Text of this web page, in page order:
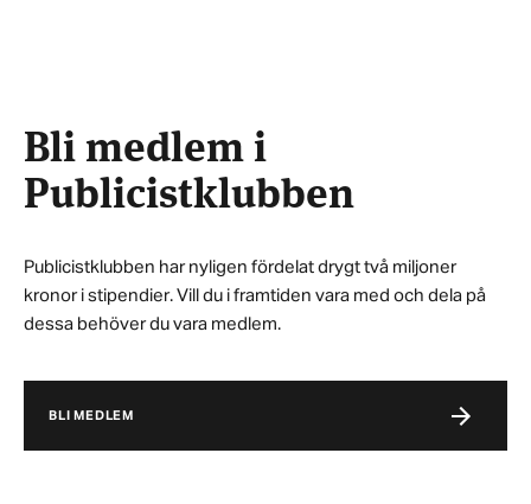
Bli medlem i
Publicistklubben
Publicistklubben har nyligen fördelat drygt två miljoner
kronor i stipendier. Vill du i framtiden vara med och dela på
dessa behöver du vara medlem.
BLI MEDLEM